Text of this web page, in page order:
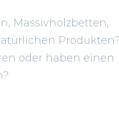
Massivholzbetten,
Produkten?
oder haben einen